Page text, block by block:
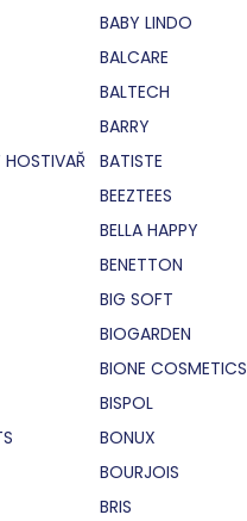
BABY LINDO
BALCARE
BALTECH
BARRY
HOSTIVAŘ
BATISTE
BEEZTEES
BELLA HAPPY
BENETTON
BIG SOFT
BIOGARDEN
BIONE COSMETICS
BISPOL
BONUX
BOURJOIS
BRIS